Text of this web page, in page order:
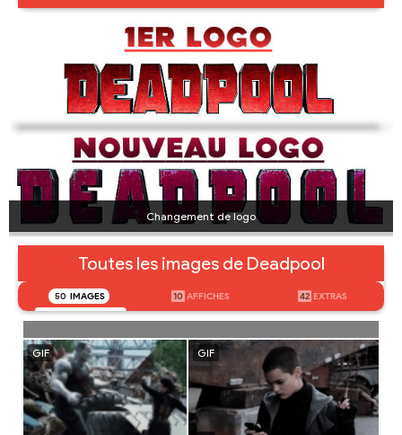
Changement de logo
Toutes les images de Deadpool
50 IMAGES 10 AFFICHES 42 EXTRAS